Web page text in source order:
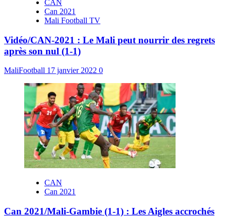
CAN
Can 2021
Mali Football TV
Vidéo/CAN-2021 : Le Mali peut nourrir des regrets
après son nul (1-1)
MaliFootball 17 janvier 2022 0
CAN
Can 2021
Can 2021/Mali-Gambie (1-1) : Les Aigles accrochés